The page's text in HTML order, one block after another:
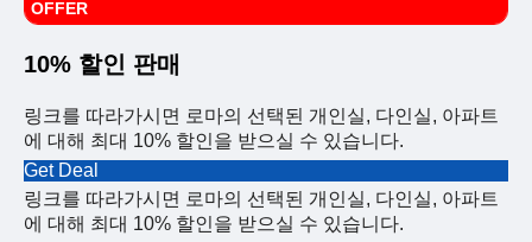
OFFER
10% 할인 판매
링크를 따라가시면 로마의 선택된 개인실, 다인실, 아파트
에 대해 최대 10% 할인을 받으실 수 있습니다.
Get Deal
링크를 따라가시면 로마의 선택된 개인실, 다인실, 아파트
에 대해 최대 10% 할인을 받으실 수 있습니다.